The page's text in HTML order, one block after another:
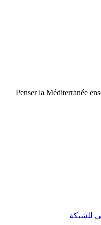
Penser la Méditerranée
للشبكة